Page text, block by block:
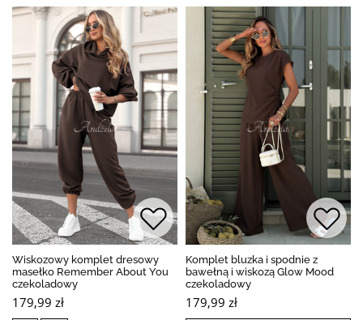
Wiskozowy komplet dresowy
masełko Remember About You
czekoladowy
179,99 zł
Komplet bluzka i spodnie z
bawełną i wiskozą Glow Mood
czekoladowy
179,99 zł